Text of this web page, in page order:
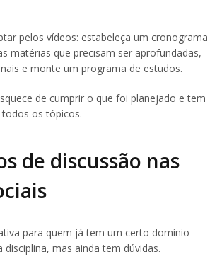
pelos vídeos: estabeleça um cronograma
matérias que precisam ser aprofundadas,
e monte um programa de estudos.
de cumprir o que foi planejado e tem
os tópicos.
de discussão nas
para quem já tem um certo domínio
disciplina, mas ainda tem dúvidas.